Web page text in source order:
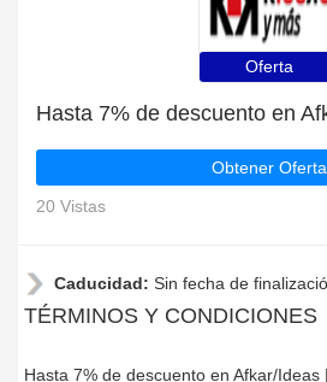
Oferta
Obtener Oferta
20 Vistas
Caducidad: Sin fecha de
TÉRMINOS Y CONDICIONES
Hasta 7% de descuento en Afkar/